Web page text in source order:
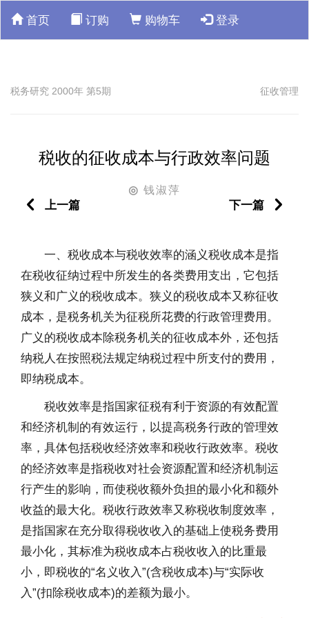
首页 订购 购物车 登录
税务研究 2000年 第5期 征收管理
税收的征收成本与行政效率问题
◎ 钱淑萍
上一篇
下一篇
一、税收成本与税收效率的涵义税收成本是指
在税收征纳过程中所发生的各类费用支出，它包括
狭义和广义的税收成本。狭义的税收成本又称征收
成本，是税务机关为征税所花费的行政管理费用。
广义的税收成本除税务机关的征收成本外，还包括
纳税人在按照税法规定纳税过程中所支付的费用，
即纳税成本。
税收效率是指国家征税有利于资源的有效配置
和经济机制的有效运行，以提高税务行政的管理效
率，具体包括税收经济效率和税收行政效率。税收
的经济效率是指税收对社会资源配置和经济机制运
行产生的影响，而使税收额外负担的最小化和额外
收益的最大化。税收行政效率又称税收制度效率，
是指国家在充分取得税收收入的基础上使税务费用
最小化，其标准为税收成本占税收收入的比重最
小，即税收的“名义收入”(含税收成本)与“实际收
入”(扣除税收成本)的差额为最小。